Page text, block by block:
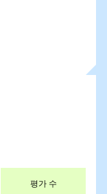
평가 수